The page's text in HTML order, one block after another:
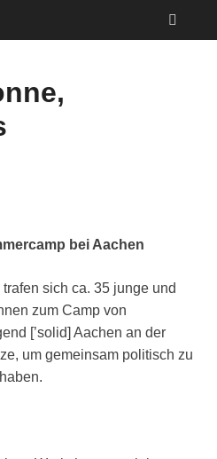
bei Aachen
sich ca. 35 junge und
zum Camp von
[’solid] Aachen an der
um gemeinsam politisch zu